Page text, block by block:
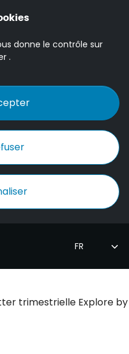
donne le contrôle sur
.
Onepoint
trimestrielle Explore by